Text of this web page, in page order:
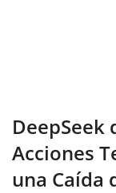
DeepSeek
Acciones
una Caída